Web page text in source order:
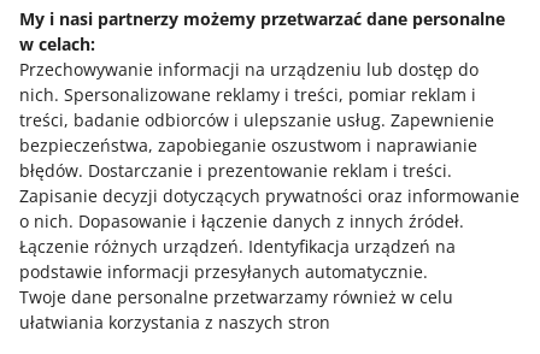
My i nasi partnerzy możemy przetwarzać dane personalne
w celach:
Przechowywanie informacji na urządzeniu lub dostęp do
nich. Spersonalizowane reklamy i treści, pomiar reklam i
treści, badanie odbiorców i ulepszanie usług. Zapewnienie
bezpieczeństwa, zapobieganie oszustwom i naprawianie
błędów. Dostarczanie i prezentowanie reklam i treści.
Zapisanie decyzji dotyczących prywatności oraz informowanie
o nich. Dopasowanie i łączenie danych z innych źródeł.
Łączenie różnych urządzeń. Identyfikacja urządzeń na
podstawie informacji przesyłanych automatycznie.
Twoje dane personalne przetwarzamy również w celu
ułatwiania korzystania z naszych stron
Potrzebujesz pomocy?
Skontaktuj się z nami
Zapytaj społeczność
Zajrzyj na Allegro Gadane